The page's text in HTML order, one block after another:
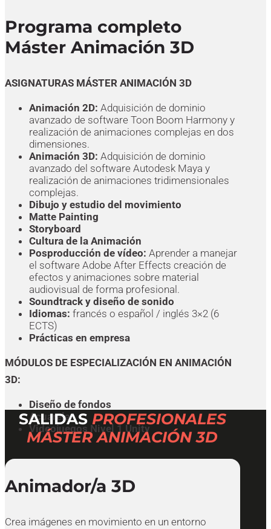
Programa completo
Máster Animación 3D
ASIGNATURAS MÁSTER ANIMACIÓN 3D
Animación 2D: Adquisición de dominio
avanzado de software Toon Boom Harmony y
realización de animaciones complejas en dos
dimensiones.
Animación 3D: Adquisición de dominio
avanzado del software Autodesk Maya y
realización de animaciones tridimensionales
complejas.
Dibujo y estudio del movimiento
Matte Painting
Storyboard
Cultura de la Animación
Posproducción de vídeo: Aprender a manejar
el software Adobe After Effects creación de
efectos y animaciones sobre material
audiovisual de forma profesional.
Soundtrack y diseño de sonido
Idiomas: francés o español / inglés 3×2 (6
ECTS)
Prácticas en empresa
MÓDULOS DE ESPECIALIZACIÓN EN ANIMACIÓN
3D:
Diseño de fondos
Acuarela
Videojuegos Nivel 1 Unity
SALIDAS PROFESIONALES
MÁSTER ANIMACIÓN 3D
Animador/a 3D
Crea imágenes en movimiento en un entorno